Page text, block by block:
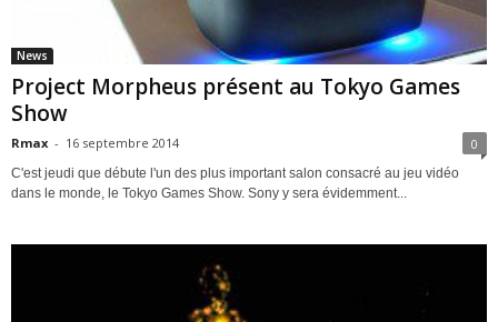
News
Project Morpheus présent au Tokyo Games
Show
Rmax - 16 septembre 2014 0
C'est jeudi que débute l'un des plus important salon consacré au jeu vidéo
dans le monde, le Tokyo Games Show. Sony y sera évidemment...